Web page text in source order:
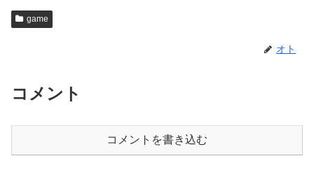
game
オト
コメント
コメントを書き込む